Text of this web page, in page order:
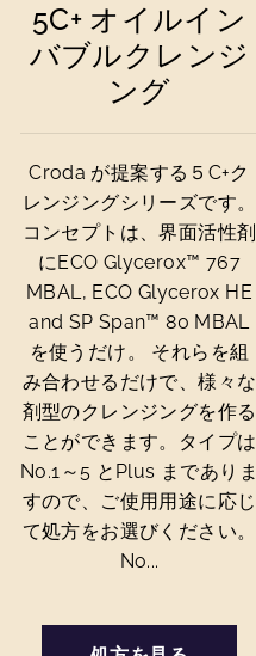
5C+ オイルイン
バブルクレンジ
ング
Croda が提案する５C+ク
レンジングシリーズです。
コンセプトは、界面活性剤
にECO Glycerox™ 767
MBAL, ECO Glycerox HE
and SP Span™ 80 MBAL
を使うだけ。 それらを組
み合わせるだけで、様々な
剤型のクレンジングを作る
ことができます。タイプは
No.1～5 とPlus までありま
すので、ご使用用途に応じ
て処方をお選びください。
No...